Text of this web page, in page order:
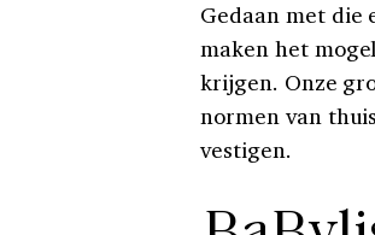
Gedaan met die
maken het
krijgen. Onze
normen van
vestigen.